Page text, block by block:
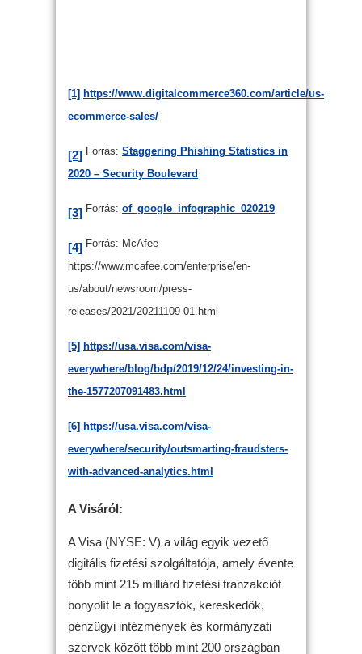
[1] https://www.digitalcommerce360.com/article/us-
ecommerce-sales/
[2] Forrás: Staggering Phishing Statistics in
2020 – Security Boulevard
[3] Forrás: of_google_infographic_020219
[4] Forrás: McAfee
https://www.mcafee.com/enterprise/en-
us/about/newsroom/press-
releases/2021/20211109-01.html
[5] https://usa.visa.com/visa-
everywhere/blog/bdp/2019/12/24/investing-in-
the-1577207091483.html
[6] https://usa.visa.com/visa-
everywhere/security/outsmarting-fraudsters-
with-advanced-analytics.html
A Visáról:
A Visa (NYSE: V) a világ egyik vezető
digitális fizetési szolgáltatója, amely évente
több mint 215 milliárd fizetési tranzakciót
bonyolít le a fogyasztók, kereskedők,
pénzügyi intézmények és kormányzati
szervek között több mint 200 országban